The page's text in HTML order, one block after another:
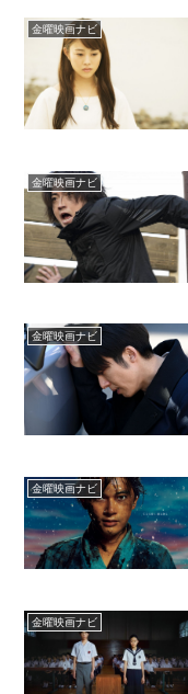
金曜映画ナビ
金曜映画ナビ
金曜映画ナビ
金曜映画ナビ
金曜映画ナビ